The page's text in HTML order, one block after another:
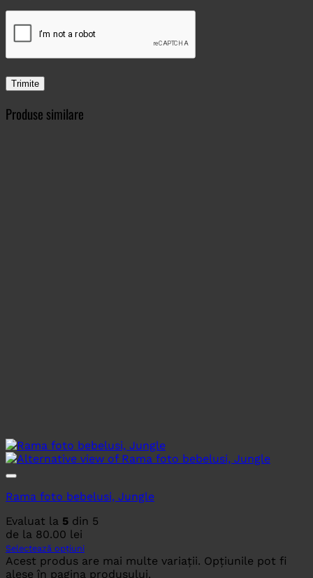
Produse similare
Rama foto bebelusi, Jungle
Evaluat la 5 din 5
de la 80.00 lei
Selectează opțiuni
Acest produs are mai multe variații. Opțiunile pot fi
alese în pagina produsului.